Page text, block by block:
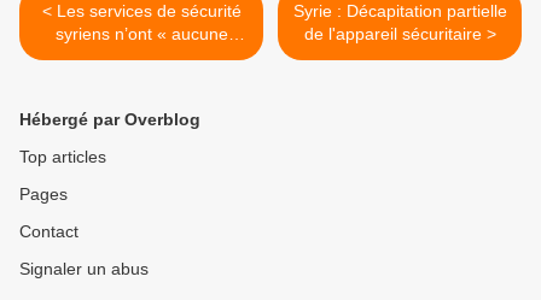
< Les services de sécurité
syriens n’ont « aucune
conception des droits de
Syrie : Décapitation partielle
de l'appareil sécuritaire >
Hébergé par Overblog
Top articles
Pages
Contact
Signaler un abus